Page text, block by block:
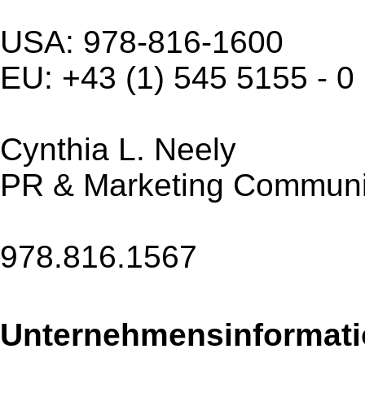
USA: 978-816-1600
EU: +43 (1) 545 5155 - 0
Cynthia L. Neely
PR & Marketing
978.816.1567